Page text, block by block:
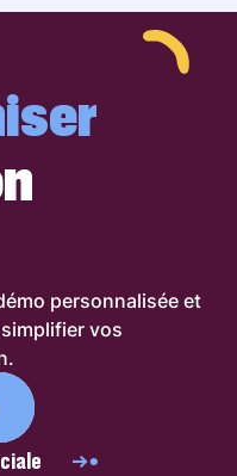
personnalisée et
vos